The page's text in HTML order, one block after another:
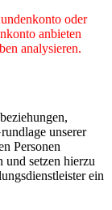
oder
anbieten
analysieren.
unserer
Personen
und setzen hierzu
ein